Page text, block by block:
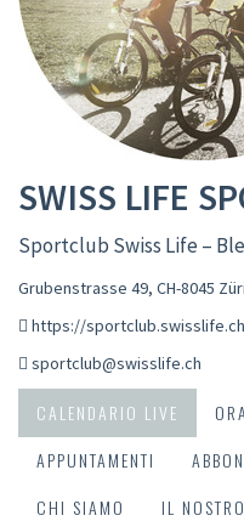
SWISS LIFE
Sportclub Swiss Life –
Grubenstrasse 49, CH-8045
https://
sportclub@swisslife.ch
CALENDARIO LIVE
APPUNTAMENTI
CHI SIAMO
IL